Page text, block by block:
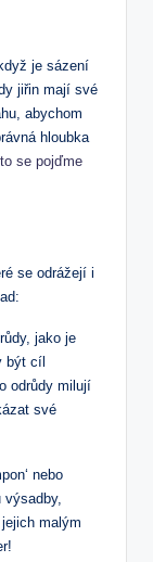
je sázení
jiřin mají své
abychom
hloubka
se pojďme
se odrážejí i
jako je
být cíl
odrůdy milují
své
nebo
výsadby,
malým